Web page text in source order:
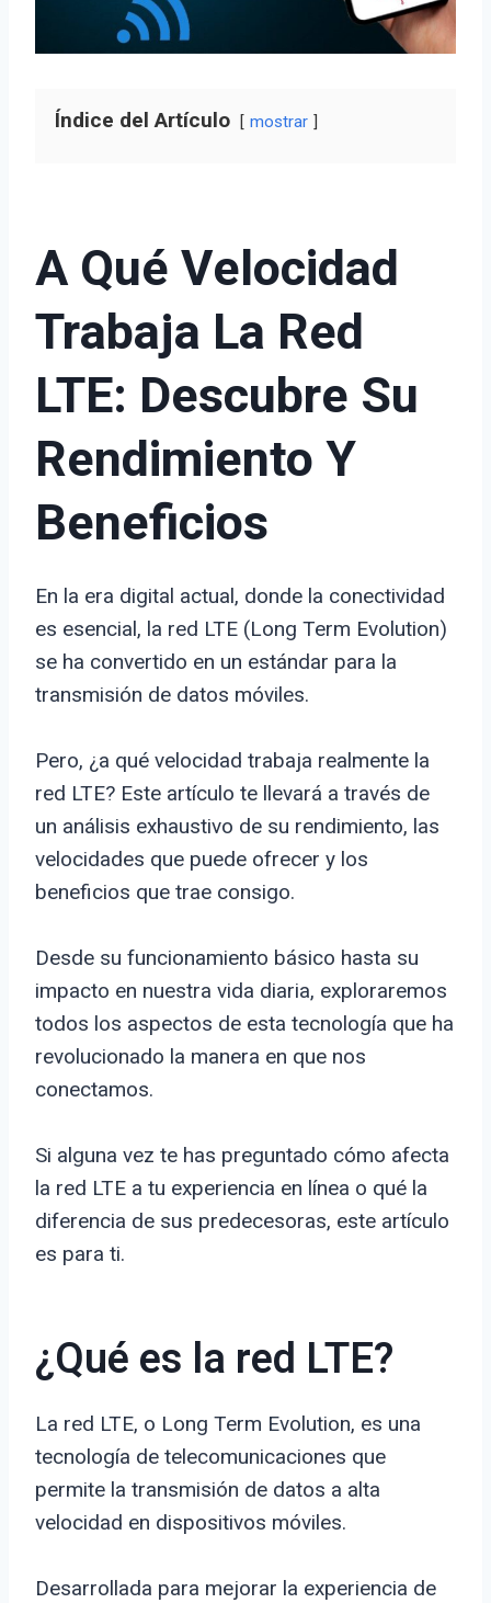
Índice del Artículo mostrar
A Qué Velocidad
Trabaja La Red
LTE: Descubre Su
Rendimiento Y
Beneficios
En la era digital actual, donde la conectividad
es esencial, la red LTE (Long Term Evolution)
se ha convertido en un estándar para la
transmisión de datos móviles.
Pero, ¿a qué velocidad trabaja realmente la
red LTE? Este artículo te llevará a través de
un análisis exhaustivo de su rendimiento, las
velocidades que puede ofrecer y los
beneficios que trae consigo.
Desde su funcionamiento básico hasta su
impacto en nuestra vida diaria, exploraremos
todos los aspectos de esta tecnología que ha
revolucionado la manera en que nos
conectamos.
Si alguna vez te has preguntado cómo afecta
la red LTE a tu experiencia en línea o qué la
diferencia de sus predecesoras, este artículo
es para ti.
¿Qué es la red LTE?
La red LTE, o Long Term Evolution, es una
tecnología de telecomunicaciones que
permite la transmisión de datos a alta
velocidad en dispositivos móviles.
Desarrollada para mejorar la experiencia de